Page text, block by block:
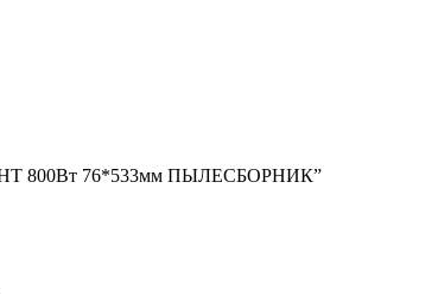
800Вт 76*533мм ПЫЛЕСБОРНИК”